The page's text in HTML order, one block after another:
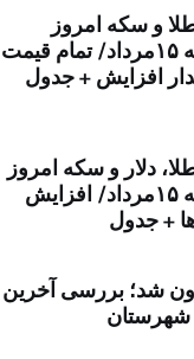
خرید موتور ایمپلنت
و سکه امروز
پنجشنبه ۱۵مرداد/ تمام قیمت
افزایش + جدول
دلار و سکه امروز
پنجشنبه ۱۵مرداد/ افزایش
+ جدول
شد؛ بررسی آخرین